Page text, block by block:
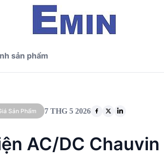
sản phẩm
Sản Phẩm 7 THG 5 2026
AC/DC